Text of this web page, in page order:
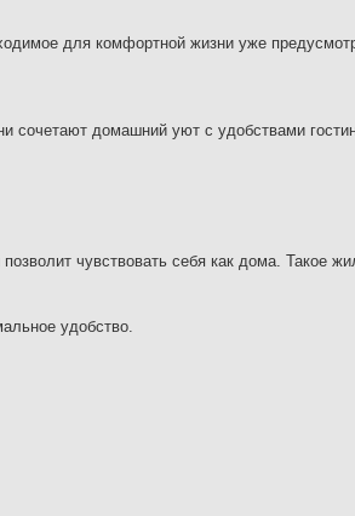
для комфортной жизни уже
сочетают домашний уют с удобствами
чувствовать себя как дома. Такое
удобство.